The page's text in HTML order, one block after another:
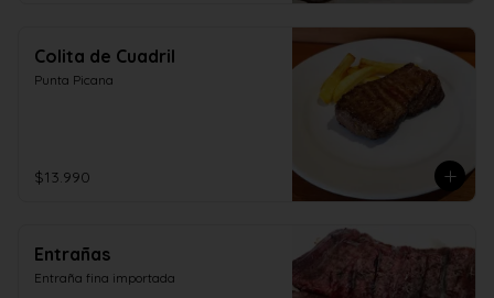
Colita de Cuadril
Punta Picana
$13.990
Entrañas
Entraña fina importada